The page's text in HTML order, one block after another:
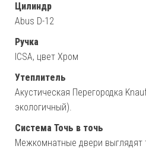
Цилиндр
Abus D-12
Ручка
ICSA, цвет Хром
Утеплитель
Акустическая Перегородка
экологичный).
Система Точь в точь
Межкомнатные двери выглядят